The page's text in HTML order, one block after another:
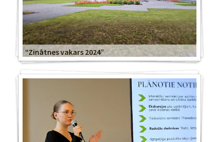
“Zinātnes vakars 2024”